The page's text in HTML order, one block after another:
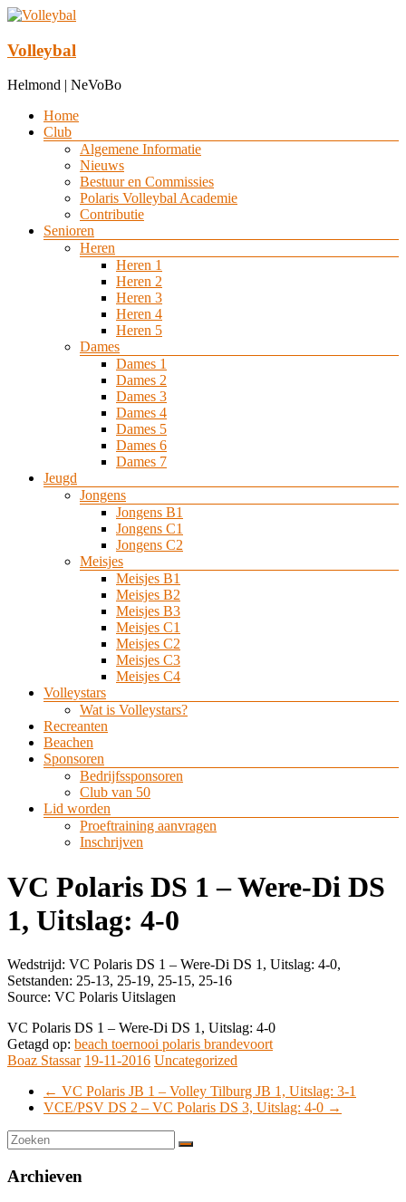
Ga
de
inhoud
Volleybal
Helmond | NeVoBo
Menu
Home
Club
Algemene Informatie
Nieuws
Bestuur en Commissies
Polaris Volleybal Academie
Contributie
Senioren
Heren
Heren 1
Heren 2
Heren 3
Heren 4
Heren 5
Dames
Dames 1
Dames 2
Dames 3
Dames 4
Dames 5
Dames 6
Dames 7
Jeugd
Jongens
Jongens B1
Jongens C1
Jongens C2
Meisjes
Meisjes B1
Meisjes B2
Meisjes B3
Meisjes C1
Meisjes C2
Meisjes C3
Meisjes C4
Volleystars
Wat is Volleystars?
Recreanten
Beachen
Sponsoren
Bedrijfssponsoren
Club van 50
Lid worden
Proeftraining aanvragen
Inschrijven
VC Polaris DS 1 – Were-Di DS
1, Uitslag: 4-0
Wedstrijd: VC Polaris DS 1 – Were-Di DS 1, Uitslag: 4-0,
Setstanden: 25-13, 25-19, 25-15, 25-16
Source: VC Polaris Uitslagen
VC Polaris DS 1 – Were-Di DS 1, Uitslag: 4-0
Getagd op: beach toernooi polaris brandevoort
Boaz Stassar 19-11-2016 Uncategorized
← VC Polaris JB 1 – Volley Tilburg JB 1, Uitslag: 3-1
VCE/PSV DS 2 – VC Polaris DS 3, Uitslag: 4-0 →
Archieven